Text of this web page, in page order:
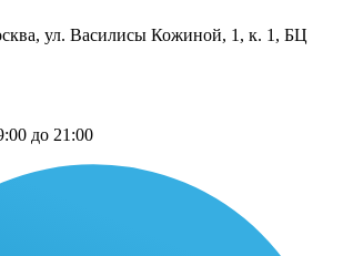
ул. Василисы Кожиной, 1, к. 1, БЦ
до 21:00